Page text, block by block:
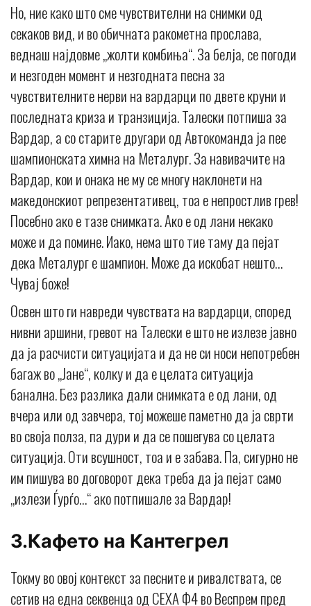
Но, ние како што сме чувствителни на снимки од
секаков вид, и во обичната ракометна прослава,
веднаш најдовме „жолти комбиња“. За белја, се погоди
и незгоден момент и незгодната песна за
чувствителните нерви на вардарци по двете круни и
последната криза и транзиција. Талески потпиша за
Вардар, а со старите другари од Автокоманда ја пее
шампионската химна на Металург. За навивачите на
Вардар, кои и онака не му се многу наклонети на
македонскиот репрезентативец, тоа е непростлив грев!
Посебно ако е тазе снимката. Ако е од лани некако
може и да помине. Иако, нема што тие таму да пејат
дека Металург е шампион. Може да искобат нешто…
Чувај боже!
Освен што ги навреди чувствата на вардарци, според
нивни аршини, гревот на Талески е што не излезе јавно
да ја расчисти ситуацијата и да не си носи непотребен
багаж во „Јане“, колку и да е целата ситуација
банална. Без разлика дали снимката е од лани, од
вчера или од завчера, тој можеше паметно да ја сврти
во своја полза, па дури и да се пошегува со целата
ситуација. Оти всушност, тоа и е забава. Па, сигурно не
им пишува во договорот дека треба да ја пејат само
„излези Ѓурѓо…“ ако потпишале за Вардар!
3.Кафето на Кантегрел
Токму во овој контекст за песните и ривалствата, се
сетив на една секвенца од СЕХА Ф4 во Веспрем пред